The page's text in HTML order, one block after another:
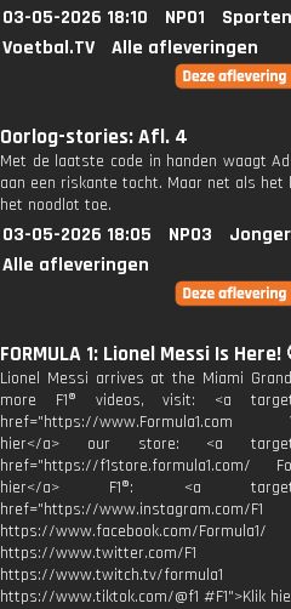
03-05-2026 18:10 NPO1
Voetbal.TV
Alle afleveringen
Oorlog-stories: Afl. 4
Met de laatste code in handen waagt
aan een riskante tocht. Maar net als het
het noodlot toe.
03-05-2026 18:05 NPO3
Alle afleveringen
FORMULA 1: Lionel Messi Is Here!
Lionel Messi arrives at the Miami
more F1® videos, visit: <a
href="https://www.Formula1.com
hier</a> our store: <a
href="https://f1store.formula1.com/
hier</a> F1®: <a
href="https://www.instagram.com/F1
https://www.facebook.com/Formula1/
https://www.twitter.com/F1
https://www.twitch.tv/formula1
https://www.tiktok.com/@f1 #F1">Klik